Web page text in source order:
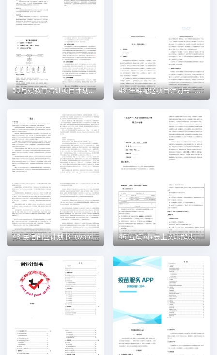
50月嫂教育培训项目计划书（word＋ppt配套）创业计划书word模板 49 生鲜配送项目计划书（word＋ppt配套）创业计划书word模板
48 民宿创业计划书（word＋ppt配套）创业计划书word模板 46 互联网+云上文印解决方案创业计划书（word＋ppt配套）创业计划书word模板